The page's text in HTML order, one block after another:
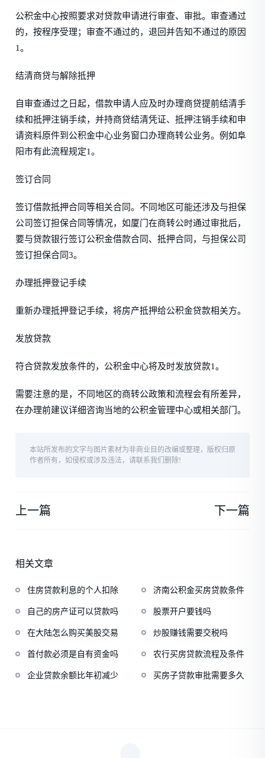
公积金中心按照要求对贷款申请进行审查、审批。审查通过
的，按程序受理；审查不通过的，退回并告知不通过的原因
1。
结清商贷与解除抵押
自审查通过之日起，借款申请人应及时办理商贷提前结清手
续和抵押注销手续，并持商贷结清凭证、抵押注销手续和申
请资料原件到公积金中心业务窗口办理商转公业务。例如阜
阳市有此流程规定1。
签订合同
签订借款抵押合同等相关合同。不同地区可能还涉及与担保
公司签订担保合同等情况，如厦门在商转公时通过审批后，
要与贷款银行签订公积金借款合同、抵押合同，与担保公司
签订担保合同3。
办理抵押登记手续
重新办理抵押登记手续，将房产抵押给公积金贷款相关方。
发放贷款
符合贷款发放条件的，公积金中心将及时发放贷款1。
需要注意的是，不同地区的商转公政策和流程会有所差异，
在办理前建议详细咨询当地的公积金管理中心或相关部门。
本站所发布的文字与图片素材为非商业目的改编或整理，版权归原
作者所有，如侵权或涉及违法，请联系我们删除!
上一篇 下一篇
相关文章
住房贷款利息的个人扣除 济南公积金买房贷款条件
自己的房产证可以贷款吗 股票开户要钱吗
在大陆怎么购买美股交易 炒股赚钱需要交税吗
首付款必须是自有资金吗 农行买房贷款流程及条件
企业贷款余额比年初减少 买房子贷款审批需要多久